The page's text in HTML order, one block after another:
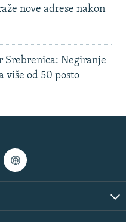
nove adrese nakon
Negiranje
više od 50 posto